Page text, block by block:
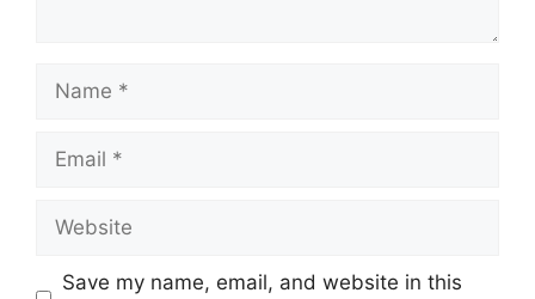
Name
Email
Website
Save my name, email, and website in this